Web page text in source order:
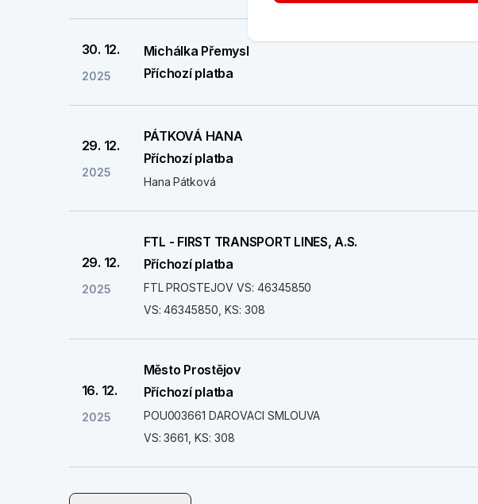
30. 12.
2025
Michálka Přemysl
Příchozí platba
29. 12.
2025
PÁTKOVÁ HANA
Příchozí platba
Hana Pátková
29. 12.
2025
FTL - FIRST TRANSPORT LINES, A.S.
Příchozí platba
FTL PROSTEJOV VS: 46345850
VS: 46345850, KS: 308
16. 12.
2025
Město Prostějov
Příchozí platba
POU003661 DAROVACI SMLOUVA
VS: 3661, KS: 308